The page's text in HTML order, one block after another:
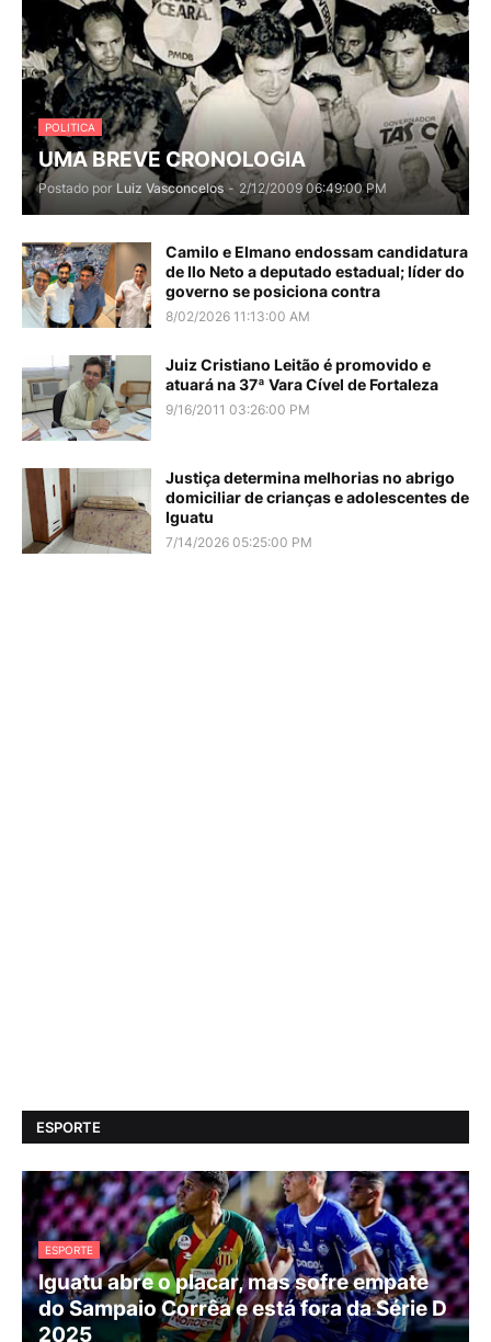
POLITICA
UMA BREVE CRONOLOGIA
Postado por Luiz Vasconcelos - 2/12/2009 06:49:00 PM
Camilo e Elmano endossam candidatura
de Ilo Neto a deputado estadual; líder do
governo se posiciona contra
8/02/2026 11:13:00 AM
Juiz Cristiano Leitão é promovido e
atuará na 37ª Vara Cível de Fortaleza
9/16/2011 03:26:00 PM
Justiça determina melhorias no abrigo
domiciliar de crianças e adolescentes de
Iguatu
7/14/2026 05:25:00 PM
ESPORTE
ESPORTE
Iguatu abre o placar, mas sofre empate
do Sampaio Corrêa e está fora da Série D
2025